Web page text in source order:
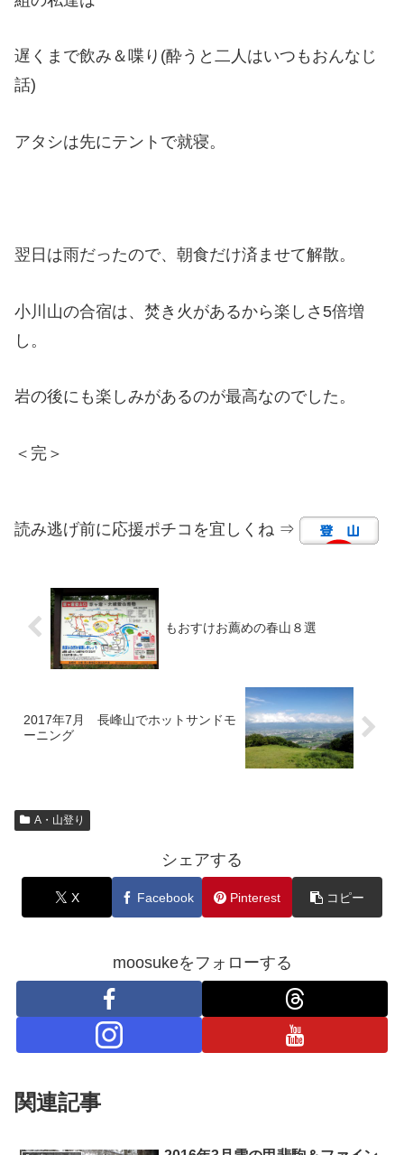
遅くまで飲み＆喋り(酔うと二人はいつもおんなじ
話)
アタシは先にテントで就寝。
翌日は雨だったので、朝食だけ済ませて解散。
小川山の合宿は、焚き火があるから楽しさ5倍増
し。
岩の後にも楽しみがあるのが最高なのでした。
＜完＞
読み逃げ前に応援ポチコを宜しくね ⇒
もおすけお薦めの春山８選
2017年7月 長峰山でホットサンドモ
ーニング
A・山登り
シェアする
X Facebook Pinterest コピー
moosukeをフォローする
関連記事